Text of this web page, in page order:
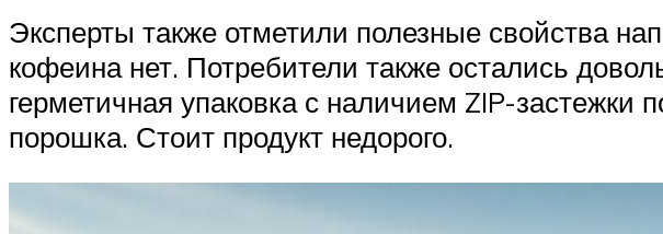
Эксперты также отметили полезные свойства
кофеина нет. Потребители также остались
герметичная упаковка с наличием ZIP-застежки
порошка. Стоит продукт недорого.